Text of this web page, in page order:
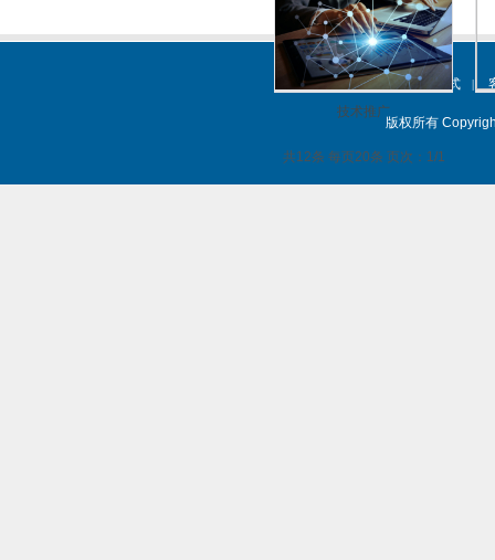
技术推广
共12条 每页20条 页次：1/1
| 关于我们 联系方式 |
版权所有